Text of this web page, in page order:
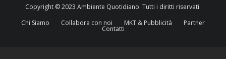
Copyright © 2023 Ambiente Quotidiano. Tutti i diritti riservati.
Chi Siamo
Collabora con noi MKT & Pubblicità Partner
Contatti